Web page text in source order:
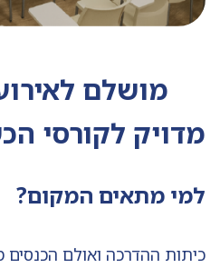
מושלם
מדויק לקורסי
למי מתאים המקום?
כיתות ההדרכה ואולם הכנסים